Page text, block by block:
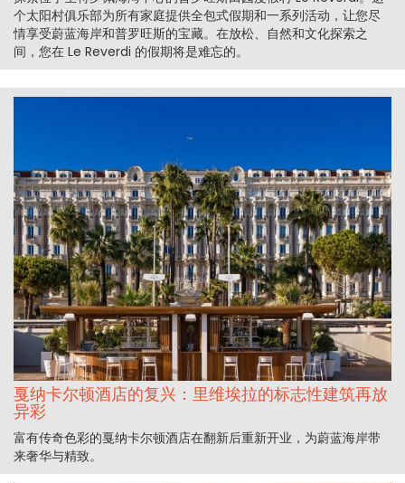
个太阳村俱乐部为所有家庭提供全包式假期和一系列活动，让您尽
情享受蔚蓝海岸和普罗旺斯的宝藏。在放松、自然和文化探索之
间，您在 Le Reverdi 的假期将是难忘的。
戛纳卡尔顿酒店的复兴：里维埃拉的标志性建筑再放
异彩
富有传奇色彩的戛纳卡尔顿酒店在翻新后重新开业，为蔚蓝海岸带
来奢华与精致。